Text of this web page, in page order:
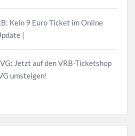
Kein 9 Euro Ticket im Online
|
Jetzt auf den VRB-Ticketshop
umsteigen!